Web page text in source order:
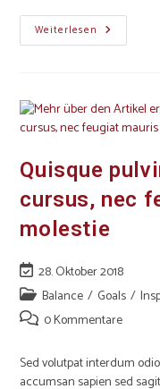
Weiterlesen
Quisque
cursus, nec
molestie
28. Oktober 2018
Balance / Goals /
0 Kommentare
Sed volutpat interdum
accumsan sapien sed